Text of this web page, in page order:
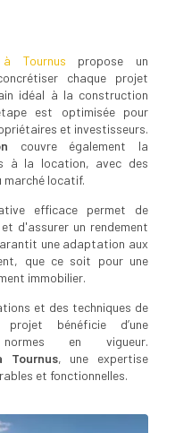
Tournus propose un
chaque projet
idéal à la construction
est optimisée pour
et investisseurs.
couvre également la
à la location, avec des
marché locatif.
efficace permet de
d'assurer un rendement
une adaptation aux
que ce soit pour une
immobilier.
et des techniques de
projet bénéficie d’une
en vigueur.
Tournus, une expertise
et fonctionnelles.